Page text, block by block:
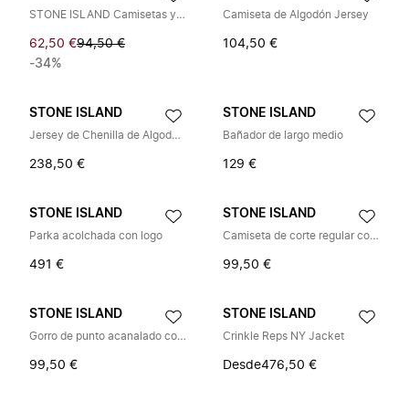
STONE ISLAND Camisetas y Polos
62,50 €94,50 €
-34%
Camiseta de Algodón Jersey
104,50 €
STONE ISLAND
Jersey de Chenilla de Algodón con Brújula
238,50 €
STONE ISLAND
Bañador de largo medio
129 €
STONE ISLAND
Parka acolchada con logo
491 €
STONE ISLAND
Camiseta de corte regular con parche de brújula
99,50 €
STONE ISLAND
Gorro de punto acanalado con logo aplicado
99,50 €
STONE ISLAND
Crinkle Reps NY Jacket
Desde476,50 €